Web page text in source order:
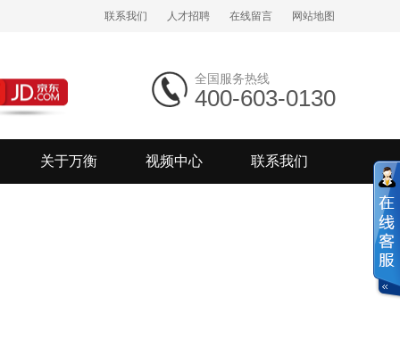
联系我们 人才招聘 在线留言 网站地图
全国服务热线
400-603-0130
关于万衡 视频中心 联系我们